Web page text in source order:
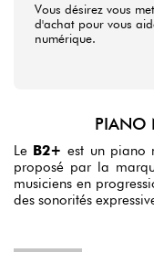
Vous désirez vous
d'achat pour vous
numérique.
PIANO
Le B2+ est un piano
proposé par la
musiciens en
des sonorités